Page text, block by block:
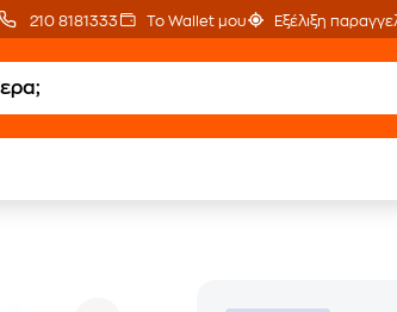
210 8181333 Το Wallet μου Εξέλιξη